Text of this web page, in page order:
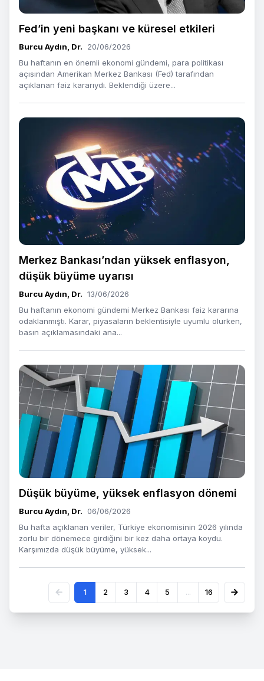
Fed’in yeni başkanı ve küresel etkileri
Burcu Aydın, Dr.
20/06/2026
Bu haftanın en önemli ekonomi gündemi, para politikası
açısından Amerikan Merkez Bankası (Fed) tarafından
açıklanan faiz kararıydı. Beklendiği üzere...
Merkez Bankası’ndan yüksek enflasyon,
düşük büyüme uyarısı
Burcu Aydın, Dr. 13/06/2026
Bu haftanın ekonomi gündemi Merkez Bankası faiz kararına
odaklanmıştı. Karar, piyasaların beklentisiyle uyumlu olurken,
basın açıklamasındaki ana...
Düşük büyüme, yüksek enflasyon dönemi
Burcu Aydın, Dr.
06/06/2026
Bu hafta açıklanan veriler, Türkiye ekonomisinin 2026 yılında
zorlu bir dönemece girdiğini bir kez daha ortaya koydu.
Karşımızda düşük büyüme, yüksek...
1 2 3 4 5 ... 16